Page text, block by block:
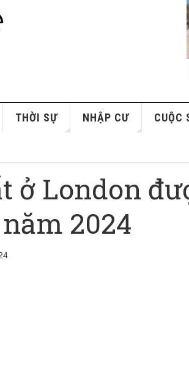
THỜI SỰ NHẬP CƯ CUỘC
ở London
2024